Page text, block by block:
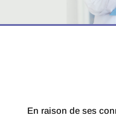
En raison de ses